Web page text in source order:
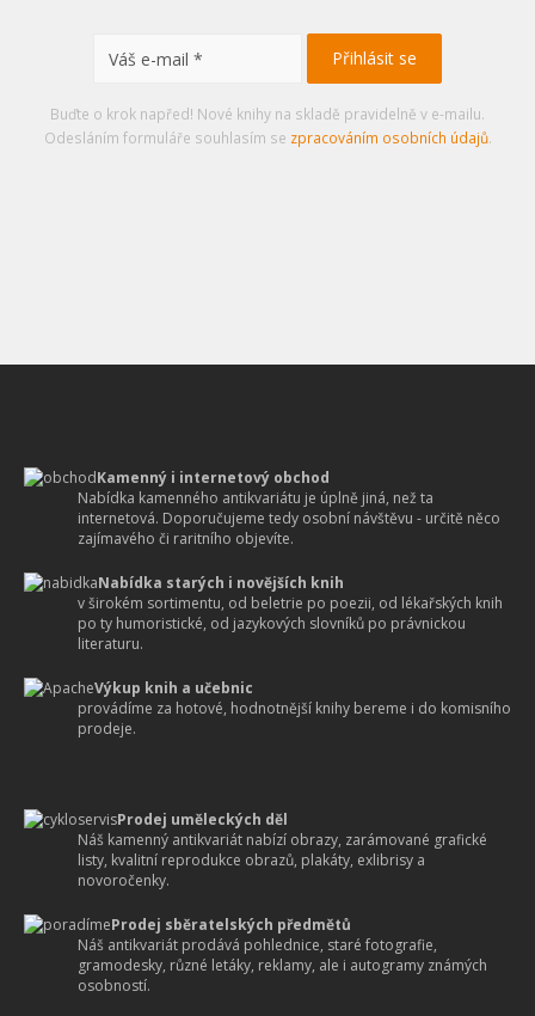
Buďte o krok napřed! Nové knihy na skladě pravidelně v e-mailu.
Odesláním formuláře souhlasím se zpracováním osobních údajů.
Kamenný i internetový obchod
Nabídka kamenného antikvariátu je úplně jiná, než ta
internetová. Doporučujeme tedy osobní návštěvu - určitě něco
zajímavého či raritního objevíte.
Nabídka starých i novějších knih
v širokém sortimentu, od beletrie po poezii, od lékařských knih
po ty humoristické, od jazykových slovníků po právnickou
literaturu.
Výkup knih a učebnic
provádíme za hotové, hodnotnější knihy bereme i do komisního
prodeje.
Prodej uměleckých děl
Náš kamenný antikvariát nabízí obrazy, zarámované grafické
listy, kvalitní reprodukce obrazů, plakáty, exlibrisy a
novoročenky.
Prodej sběratelských předmětů
Náš antikvariát prodává pohlednice, staré fotografie,
gramodesky, různé letáky, reklamy, ale i autogramy známých
osobností.